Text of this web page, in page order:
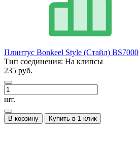
Плинтус Bonkeel Style (Стайл) BS7000
Тип соединения: На клипсы
235 руб.
шт.
В корзину Купить в 1 клик